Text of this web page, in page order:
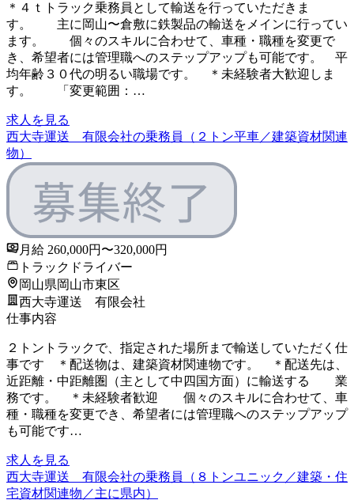
＊４ｔトラック乗務員として輸送を行っていただきま
す。 主に岡山〜倉敷に鉄製品の輸送をメインに行ってい
ます。 個々のスキルに合わせて、車種・職種を変更で
き、希望者には管理職へのステップアップも可能です。 平
均年齢３０代の明るい職場です。 ＊未経験者大歓迎しま
す。 「変更範囲：…
求人を見る
西大寺運送 有限会社の乗務員（２トン平車／建築資材関連
物）
月給 260,000円〜320,000円
トラックドライバー
岡山県岡山市東区
西大寺運送 有限会社
仕事内容
２トントラックで、指定された場所まで輸送していただく仕
事です ＊配送物は、建築資材関連物です。 ＊配送先は、
近距離・中距離圏（主として中四国方面）に輸送する 業
務です。 ＊未経験者歓迎 個々のスキルに合わせて、車
種・職種を変更でき、希望者には管理職へのステップアップ
も可能です…
求人を見る
西大寺運送 有限会社の乗務員（８トンユニック／建築・住
宅資材関連物／主に県内）